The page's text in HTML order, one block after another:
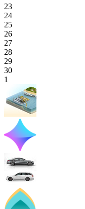
23
24
25
26
27
28
29
30
1